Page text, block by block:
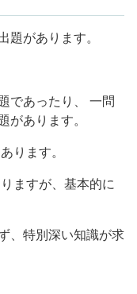
題があります。
であったり、 一問
があります。
ります。
ますが、基本的に
、特別深い知識が求